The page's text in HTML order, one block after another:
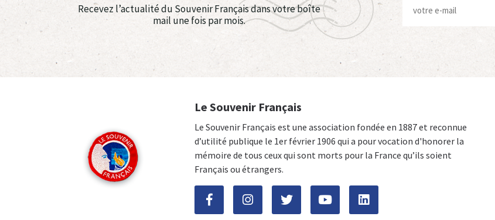
Recevez l’actualité du Souvenir Français dans votre boîte
mail une fois par mois.
Le Souvenir Français
Le Souvenir Français est une association fondée en 1887 et reconnue
d’utilité publique le 1er février 1906 qui a pour vocation d'honorer la
mémoire de tous ceux qui sont morts pour la France qu’ils soient
Français ou étrangers.